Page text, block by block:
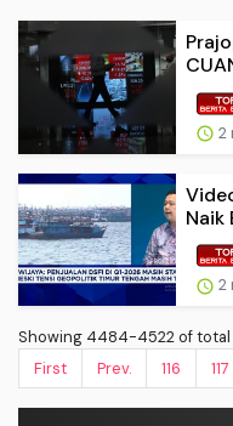
2
Naik
2
Showing 4484-4522 of total
First
Prev. 116 117